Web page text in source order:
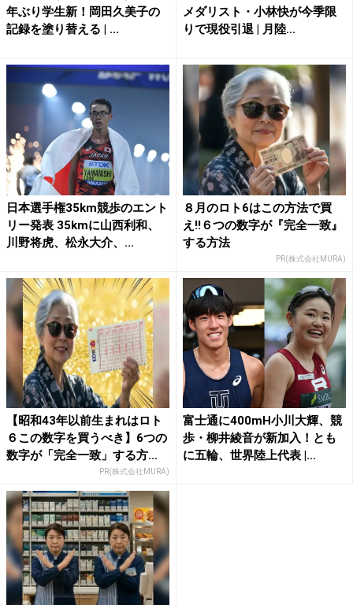
年ぶり学生新！岡田久美子の
記録を塗り替える | ...
メダリスト・小林快が今季限
りで現役引退 | 月陸...
日本選手権35km競歩のエント
リー発表 35kmに山西利和、
川野将虎、松永大介、...
８月のロト6はこの方法で買
え!!６つの数字が『完全一致』
する方法
PR(株式会社MURA)
【昭和43年以前生まれはロト
６この数字を買うべき】6つの
数字が「完全一致」する方...
PR(株式会社MURA)
富士通に400mH小川大輝、競
歩・柳井綾音が新加入！とも
に五輪、世界陸上代表 |...